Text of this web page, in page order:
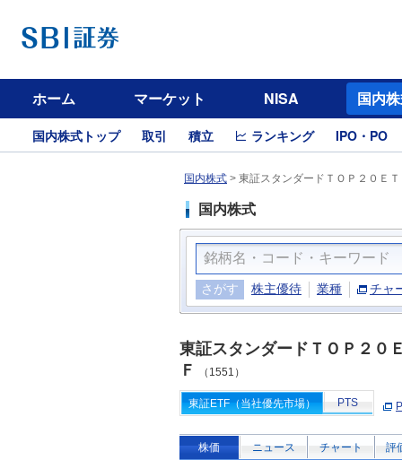
ホーム マーケット NISA 国内
国内株式トップ 取引 積立 ランキング IPO・PO
国内株式 > 東証スタンダードＴＯＰ２０Ｅ
国内株式
さがす 株主優待 業種 チャ
東証スタンダードＴＯＰ２０
Ｆ
（1551）
東証ETF（当社優先市場） PTS
株価 ニュース チャート 評